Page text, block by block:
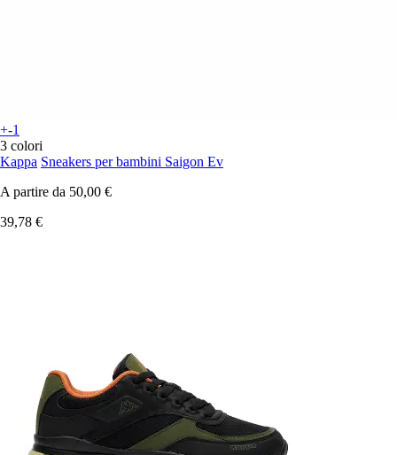
+-1
3 colori
Kappa Sneakers per bambini Saigon Ev
A partire da 50,00 €
39,78 €